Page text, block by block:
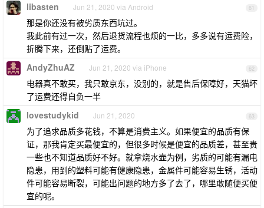
61
libasten Jun 21, 2020 via Android
那是你还没有被劣质东西坑过。
我此前有过一次，然后退货流程也烦的一比，多多说有运费险，
折腾下来，还倒贴了运费。
62
AndyZhuAZ Jun 21, 2020 via iPhone
电器真不敢买，我只敢京东，没别的，就是售后保障好，天猫坏
了运费还得自负一半
63
lovestudykid Jun 21, 2020
为了追求品质多花钱，不算是消费主义。如果便宜的品质有保
证，那我肯定买最便宜的，但很多时候是便宜的品质差，甚至贵
一些也不知道品质好不好。就拿烧水壶为例，劣质的可能有漏电
隐患，用到的塑料可能有健康隐患，金属件可能容易生锈，活动
件可能容易断裂，可能出问题的地方多了去了，哪里敢随便买便
宜的呢。